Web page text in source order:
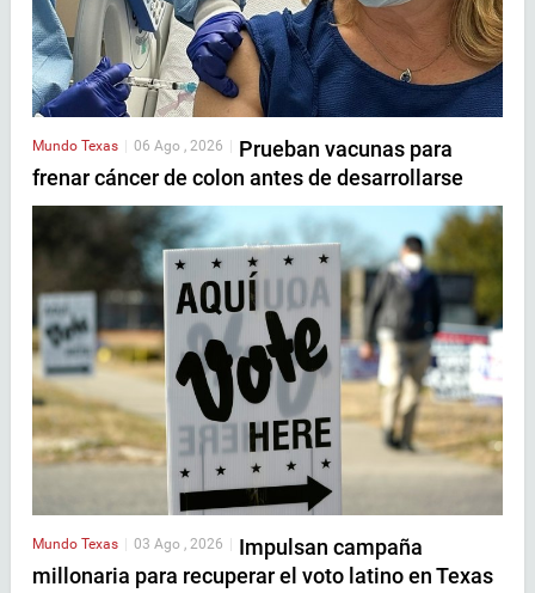
Mundo Texas 06 Ago , 2026
Prueban vacunas para
frenar cáncer de colon antes de desarrollarse
Mundo Texas | 03 Ago , 2026 | Impulsan campaña
millonaria para recuperar el voto latino en Texas